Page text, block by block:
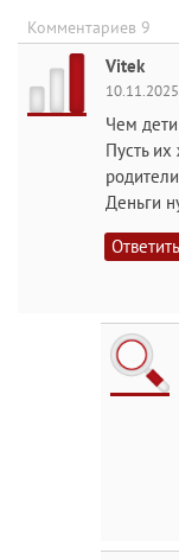
Комментариев 9
Vitek
Чем
Пусть
Деньги
Ответить